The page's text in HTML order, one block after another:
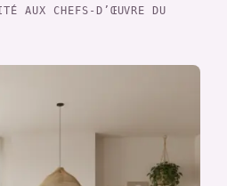
AUX CHEFS-D’ŒUVRE DU